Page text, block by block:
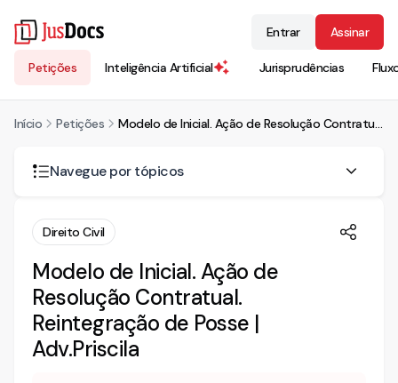
Petições Inteligência Artificial Jurisprudências
Entrar Assinar
Início Petições Modelo de Inicial. Ação de Resolução Contratual. Reintegração de Posse | Adv.Priscila
Navegue por tópicos
AÇÃO DE RESOLUÇÃO CONTRATUAL C/C REINTEGRAÇÃO
DE POSSE com pedido LIMINAR INAUDITA ALTERA PARS
1. DOS FATOS.
2. DOS FUNDAMENTOS JURÍDICOS.
2.1. DA RESOLUÇÃO CONTRATUAL.
2.2. DAS ARRAS.
Direito Civil
Modelo de Inicial. Ação de
Resolução Contratual.
Reintegração de Posse |
Adv.Priscila